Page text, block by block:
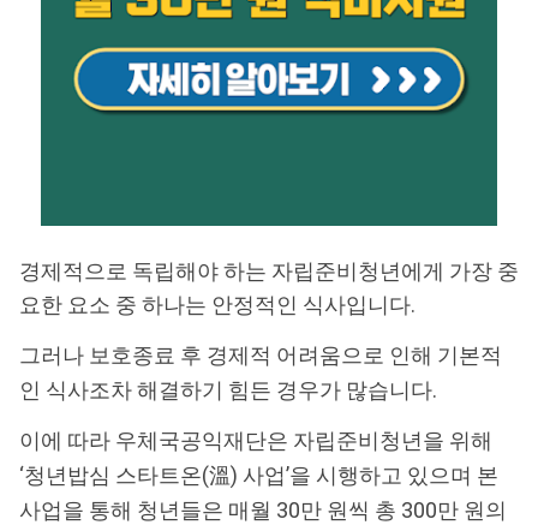
경제적으로 독립해야 하는 자립준비청년에게 가장 중
요한 요소 중 하나는 안정적인 식사입니다.
그러나 보호종료 후 경제적 어려움으로 인해 기본적
인 식사조차 해결하기 힘든 경우가 많습니다.
이에 따라 우체국공익재단은 자립준비청년을 위해
‘청년밥심 스타트온(溫) 사업’을 시행하고 있으며 본
사업을 통해 청년들은 매월 30만 원씩 총 300만 원의